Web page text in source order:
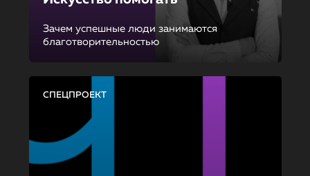
Зачем успешные люди занимаются
благотворительностью
СПЕЦПРОЕКТ